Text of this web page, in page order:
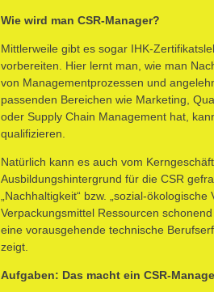
Wie wird man CSR-Manager?
Mittlerweile gibt es sogar IHK-
vorbereiten. Hier lernt man, wie man
von Managementprozessen und
passenden Bereichen wie Marketing,
oder Supply Chain Management hat,
qualifizieren.
Natürlich kann es auch vom
Ausbildungshintergrund für die CSR
„Nachhaltigkeit“ bzw. „sozial-
Verpackungsmittel Ressourcen
eine vorausgehende technische
zeigt.
Aufgaben: Das macht ein CSR-